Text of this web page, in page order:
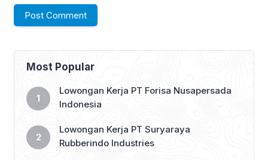
Most Popular
Lowongan Kerja PT Forisa Nusapersada
Indonesia
Lowongan Kerja PT Suryaraya
Rubberindo Industries